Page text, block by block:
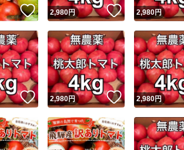
スピード発送
安心発送
いいね！
2,980円 いいね！
2,980円
いいね！
2,980円 いいね！
2,980円